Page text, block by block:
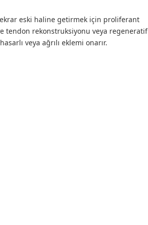
eski haline getirmek için proliferant
tendon rekonstruksiyonu veya regeneratif
veya ağrılı eklemi onarır.